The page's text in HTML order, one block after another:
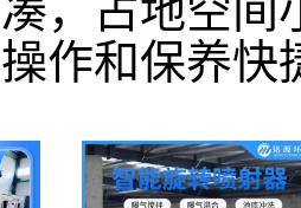
，占地空间
作和保养